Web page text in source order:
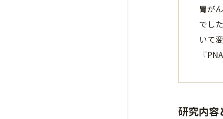
胃が
でし
いて
『
研究内容